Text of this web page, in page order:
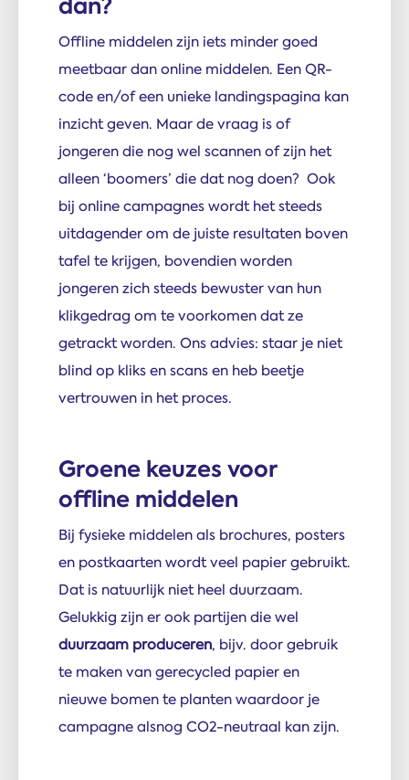
Offline middelen zijn iets minder goed
meetbaar dan online middelen. Een QR-
code en/of een unieke landingspagina kan
inzicht geven. Maar de vraag is of
jongeren die nog wel scannen of zijn het
alleen ‘boomers’ die dat nog doen? Ook
bij online campagnes wordt het steeds
uitdagender om de juiste resultaten boven
tafel te krijgen, bovendien worden
jongeren zich steeds bewuster van hun
klikgedrag om te voorkomen dat ze
getrackt worden. Ons advies: staar je niet
blind op kliks en scans en heb beetje
vertrouwen in het proces.
Groene keuzes voor
offline middelen
Bij fysieke middelen als brochures, posters
en postkaarten wordt veel papier gebruikt.
Dat is natuurlijk niet heel duurzaam.
Gelukkig zijn er ook partijen die wel
duurzaam produceren, bijv. door gebruik
te maken van gerecycled papier en
nieuwe bomen te planten waardoor je
campagne alsnog CO2-neutraal kan zijn.